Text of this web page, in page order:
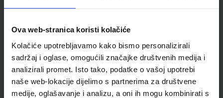
Ova web-stranica koristi kolačiće
Kolačiće upotrebljavamo kako bismo personalizirali
sadržaj i oglase, omogućili značajke društvenih medija i
analizirali promet. Isto tako, podatke o vašoj upotrebi
naše web-lokacije dijelimo s partnerima za društvene
medije, oglašavanje i analizu, a oni ih mogu kombinirati s
Omot PVC za školske
udžbenike; dimenzije
413x277; tip 157